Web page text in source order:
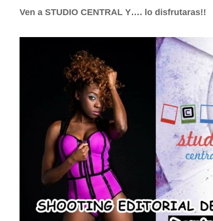
Ven a STUDIO CENTRAL Y…. lo disfrutaras!!